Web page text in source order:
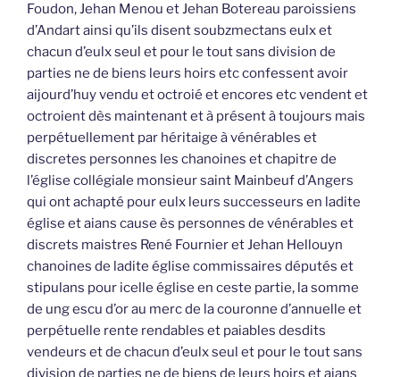
Foudon, Jehan Menou et Jehan Botereau paroissiens
d’Andart ainsi qu’ils disent soubzmectans eulx et
chacun d’eulx seul et pour le tout sans division de
parties ne de biens leurs hoirs etc confessent avoir
aijourd’huy vendu et octroié et encores etc vendent et
octroient dès maintenant et à présent à toujours mais
perpétuellement par héritaige à vénérables et
discretes personnes les chanoines et chapitre de
l’église collégiale monsieur saint Mainbeuf d’Angers
qui ont achapté pour eulx leurs successeurs en ladite
église et aians cause ès personnes de vénérables et
discrets maistres René Fournier et Jehan Hellouyn
chanoines de ladite église commissaires députés et
stipulans pour icelle église en ceste partie, la somme
de ung escu d’or au merc de la couronne d’annuelle et
perpétuelle rente rendables et paiables desdits
vendeurs et de chacun d’eulx seul et pour le tout sans
division de parties ne de biens de leurs hoirs et aians